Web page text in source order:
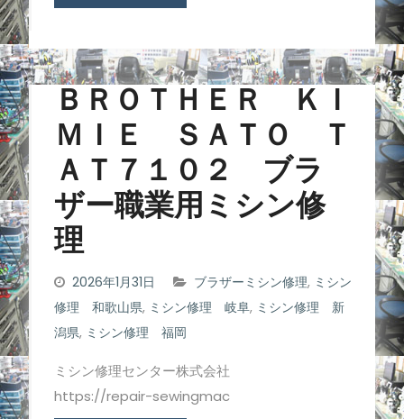
ＢＲＯＴＨＥＲ ＫＩ
ＭＩＥ ＳＡＴＯ Ｔ
ＡＴ７１０２ ブラ
ザー職業用ミシン修
理
2026年1月31日 ブラザーミシン修理, ミシン
修理 和歌山県, ミシン修理 岐阜, ミシン修理 新
潟県, ミシン修理 福岡
ミシン修理センター株式会社
https://repair-sewingmac